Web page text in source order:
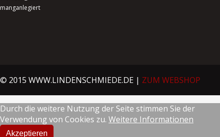
manganlegiert
© 2015 WWW.LINDENSCHMIEDE.DE | ZUM WEBSHOP
Durch die weitere Nutzung der Seite stimmen Sie der
Verwendung von Cookies zu. Weitere Informationen
Akzeptieren